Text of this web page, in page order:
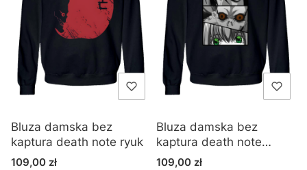
Bluza damska bez
kaptura death note ryuk
Cena
109,00 zł
Bluza damska bez
kaptura death note
manga
Cena
109,00 zł